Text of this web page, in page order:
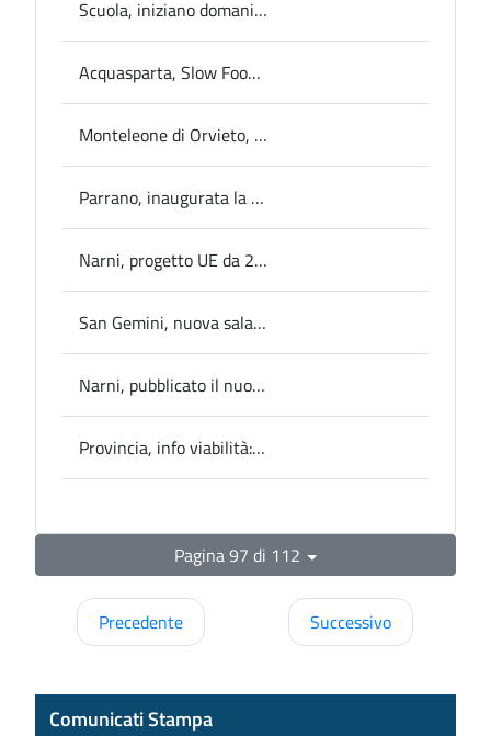
Scuola, iniziano domani in Provincia le conferenze partecipative sulle linee guida per la programmazione e l’offerta formativa
Acquasparta, Slow Food firma la Carta dello Scoppio
Monteleone di Orvieto, iniziati oggi i lavori a Via del Fosso: Le modifiche alla circolazione stradale
Parrano, inaugurata la prima “Little Free Library” dell’Umbria
Narni, progetto UE da 250mila euro per le pari opportunità e la parità di genere
San Gemini, nuova sala riunioni pubblica all’ex convento di Santa Maria Maddalena
Narni, pubblicato il nuovo bando per gli incentivi a favore di chi acquista auto elettriche o ibride
Provincia, info viabilità: Senso unico alternato fra San Gemini e Montecastrilli
Pagina 97 di 112
Precedente Successivo
Comunicati Stampa